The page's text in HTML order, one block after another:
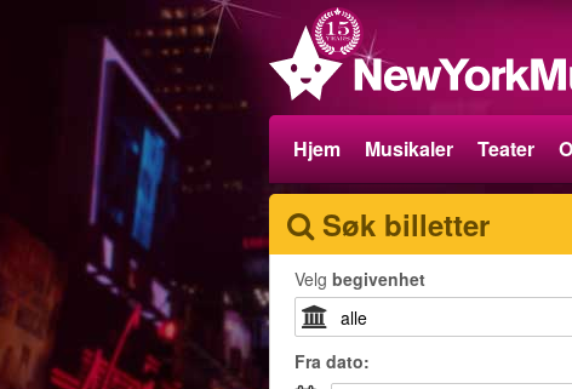
Hjem Musikaler Teater
Søk billetter
Velg begivenhet
Fra dato: